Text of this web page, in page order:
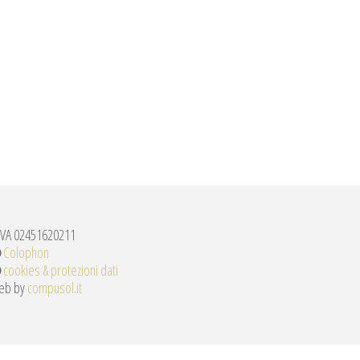
02451620211
Colophon
cookies & protezioni dati
bycompusol.it